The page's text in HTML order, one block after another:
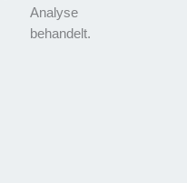
Analyse
behandelt.